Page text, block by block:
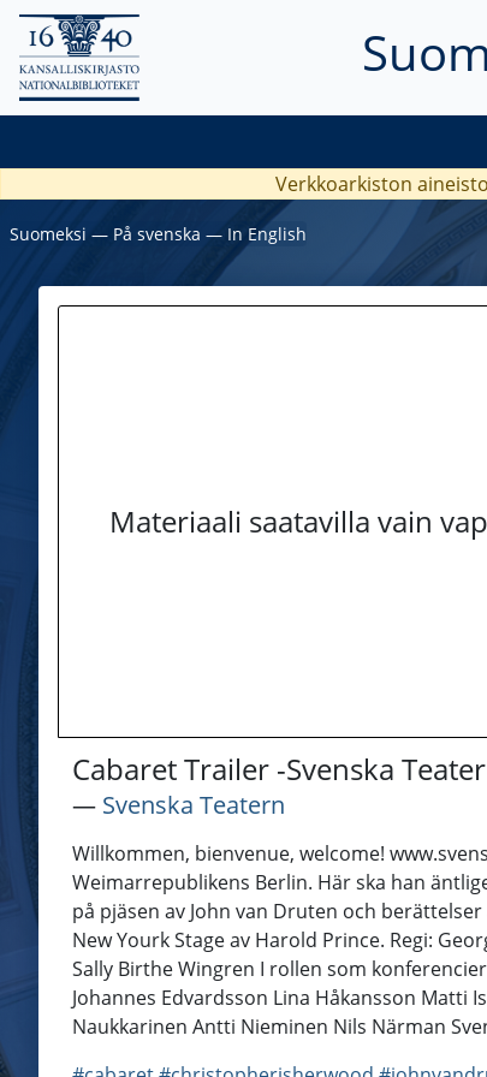
Verkkoarkiston
Suomeksi ― På svenska ― In English
Materiaali saatavilla vain
Cabaret Trailer -Svenska
― Svenska Teatern
Willkommen, bienvenue, welcome!
Weimarrepublikens Berlin. Här ska han
på pjäsen av John van Druten och
New Yourk Stage av Harold Prince. Regi:
Sally Birthe Wingren I rollen som
Johannes Edvardsson Lina Håkansson Matti
Naukkarinen Antti Nieminen Nils Närman